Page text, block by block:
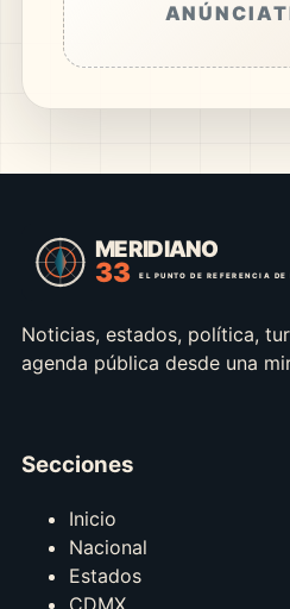
Noticias, estados, política,
agenda pública desde una
Secciones
Inicio
Nacional
Estados
CDMX